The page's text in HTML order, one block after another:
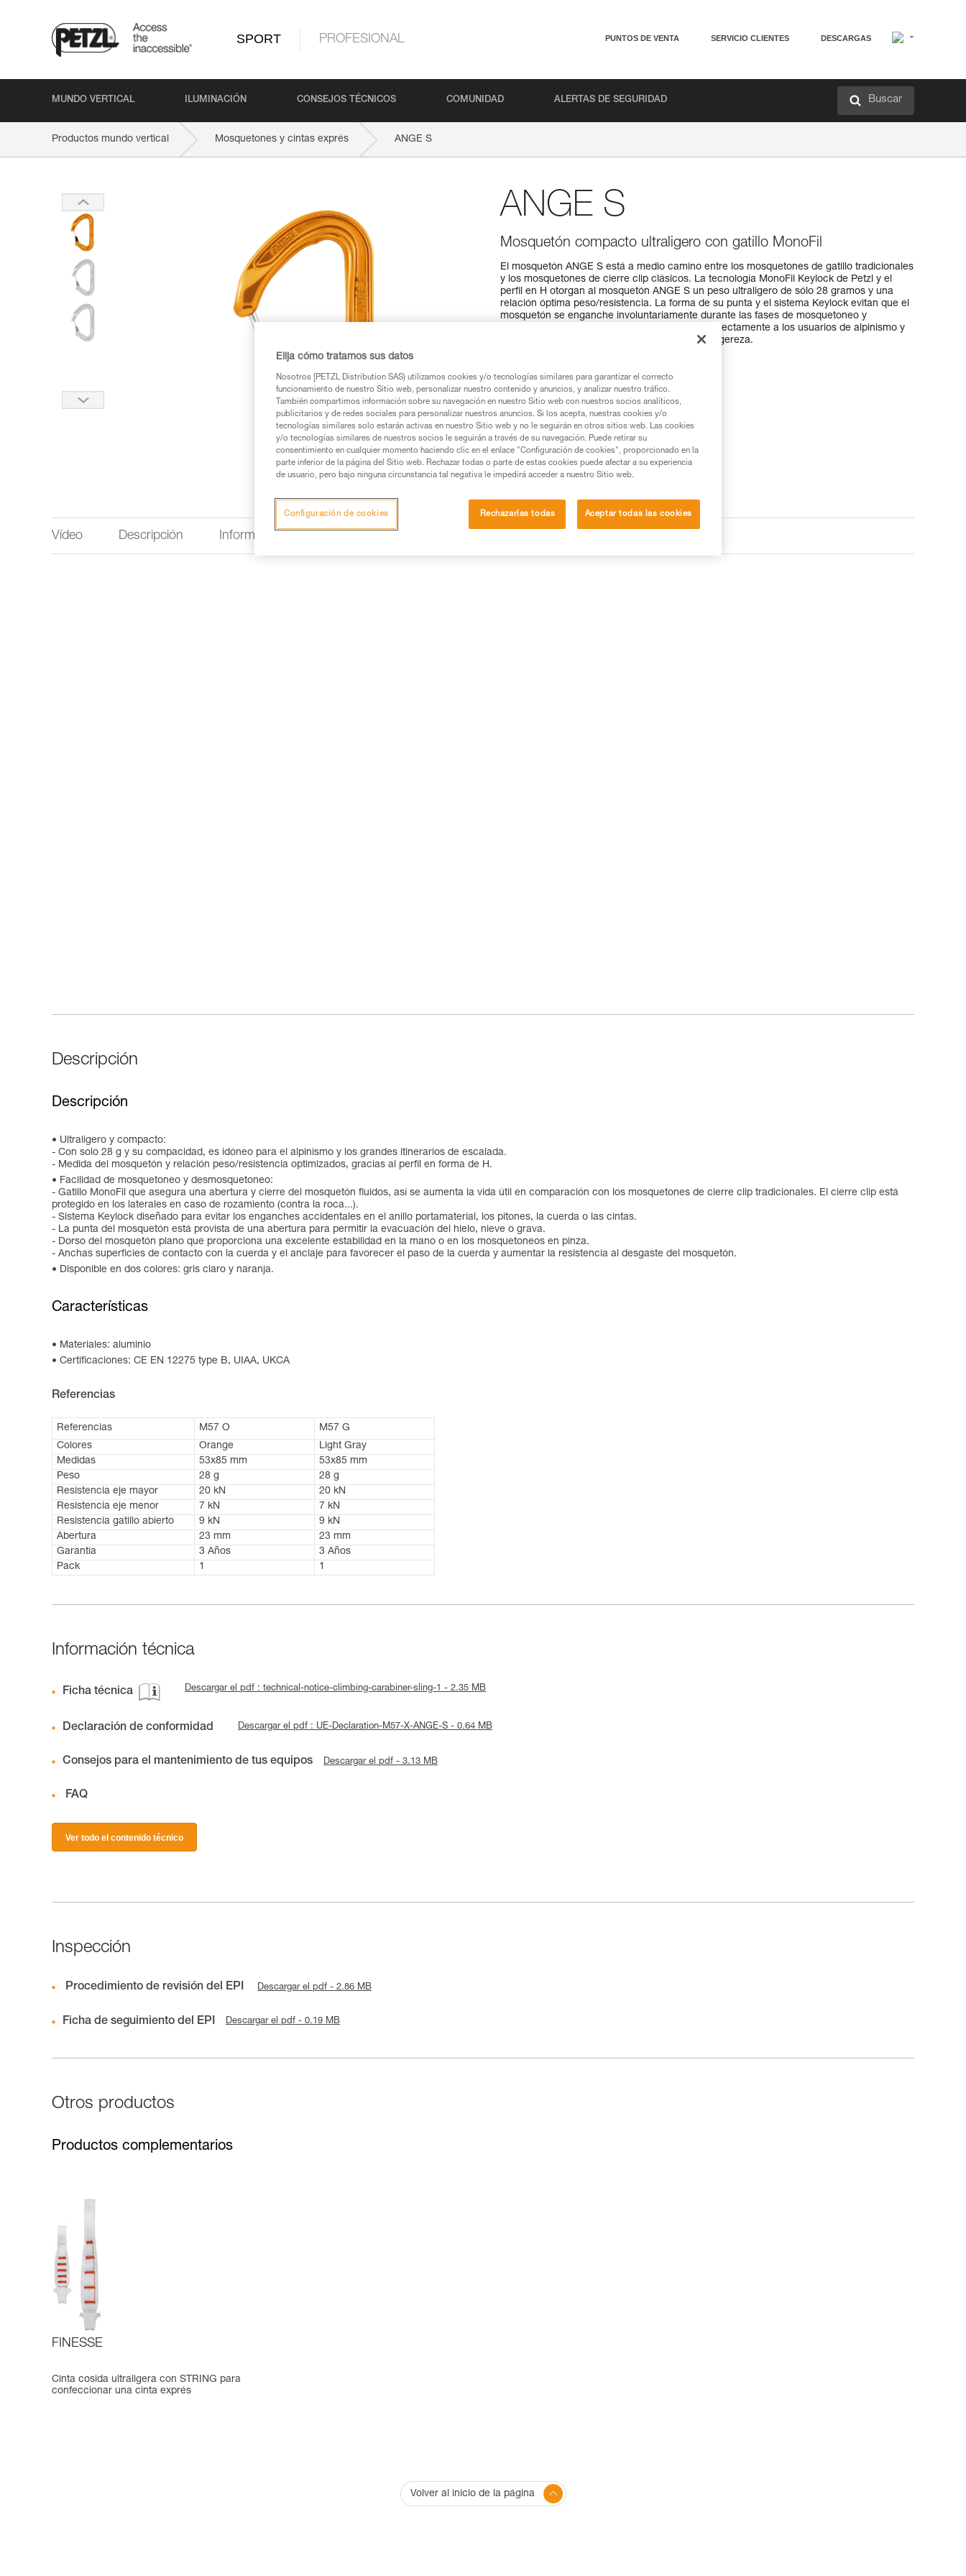
SPORT PROFESIONAL PUNTOS DE VENTA SERVICIO CLIENTES DESCARGAS
MUNDO VERTICAL ILUMINACIÓN CONSEJOS TÉCNICOS COMUNIDAD ALERTAS DE SEGURIDAD Buscar
Productos mundo vertical Mosquetones y cintas exprés ANGE S
ANGE S
Mosquetón compacto ultraligero con gatillo MonoFil
El mosquetón ANGE S está a medio camino entre los mosquetones de gatillo tradicionales
y los mosquetones de cierre clip clásicos. La tecnología MonoFil Keylock de Petzl y el
perfil en H otorgan al mosquetón ANGE S un peso ultraligero de sólo 28 gramos y una
relación óptima peso/resistencia. La forma de su punta y el sistema Keylock evitan que el
mosquetón se enganche involuntariamente durante las fases de mosquetoneo y
desmosquetoneo. De esta forma, se adapta perfectamente a los usuarios de alpinismo y
de grandes itinerarios en montaña que buscar ligereza.
Buscar un punto de venta
Vídeo Descripción Información técnica
Descripción
Descripción
Ultraligero y compacto:
- Con solo 28 g y su compacidad, es idóneo para el alpinismo y los grandes itinerarios de escalada.
- Medida del mosquetón y relación peso/resistencia optimizados, gracias al perfil en forma de H.
Facilidad de mosquetoneo y desmosquetoneo:
- Gatillo MonoFil que asegura una abertura y cierre del mosquetón fluidos, así se aumenta la vida útil en comparación con los mosquetones de cierre clip tradicionales. El cierre clip está
protegido en los laterales en caso de rozamiento (contra la roca...).
- Sistema Keylock diseñado para evitar los enganches accidentales en el anillo portamaterial, los pitones, la cuerda o las cintas.
- La punta del mosquetón está provista de una abertura para permitir la evacuación del hielo, nieve o grava.
- Dorso del mosquetón plano que proporciona una excelente estabilidad en la mano o en los mosquetoneos en pinza.
- Anchas superficies de contacto con la cuerda y el anclaje para favorecer el paso de la cuerda y aumentar la resistencia al desgaste del mosquetón.
Disponible en dos colores: gris claro y naranja.
Características
Materiales: aluminio
Certificaciones: CE EN 12275 type B, UIAA, UKCA
Referencias
Referencias M57 O
M57 G
Colores
Orange
Light Gray
Medidas
53x85 mm
53x85 mm
Peso
28 g
28 g
Resistencia eje mayor
20 kN
20 kN
Resistencia eje menor
7 kN
7 kN
Resistencia gatillo abierto
9 kN
9 kN
Abertura
23 mm
23 mm
Garantía
3 Años
3 Años
Pack
1 1
Información técnica
Ficha técnica Descargar el pdf : technical-notice-climbing-carabiner-sling-1 - 2.35 MB
Declaración de conformidad Descargar el pdf : UE-Declaration-M57-X-ANGE-S - 0.64 MB
Consejos para el mantenimiento de tus equipos Descargar el pdf - 3.13 MB
FAQ
Ver todo el contenido técnico
Inspección
Procedimiento de revisión del EPI Descargar el pdf - 2.86 MB
Ficha de seguimiento del EPI Descargar el pdf - 0.19 MB
Otros productos
Productos complementarios
FINESSE
Cinta cosida ultraligera con STRING para
confeccionar una cinta exprés
Volver al inicio de la página
Elija cómo tratamos sus datos
Nosotros [PETZL Distribution SAS) utilizamos cookies y/o tecnologías similares para garantizar el correcto
funcionamiento de nuestro Sitio web, personalizar nuestro contenido y anuncios, y analizar nuestro tráfico.
También compartimos información sobre su navegación en nuestro Sitio web con nuestros socios analíticos,
publicitarios y de redes sociales para personalizar nuestros anuncios. Si los acepta, nuestras cookies y/o
tecnologías similares solo estarán activas en nuestro Sitio web y no le seguirán en otros sitios web. Las cookies
y/o tecnologías similares de nuestros socios le seguirán a través de su navegación. Puede retirar su
consentimiento en cualquier momento haciendo clic en el enlace "Configuración de cookies", proporcionado en la
parte inferior de la página del Sitio web. Rechazar todas o parte de estas cookies puede afectar a su experiencia
de usuario, pero bajo ninguna circunstancia tal negativa le impedirá acceder a nuestro Sitio web.
Rechazarlas todas Aceptar todas las cookies
Configuración de cookies